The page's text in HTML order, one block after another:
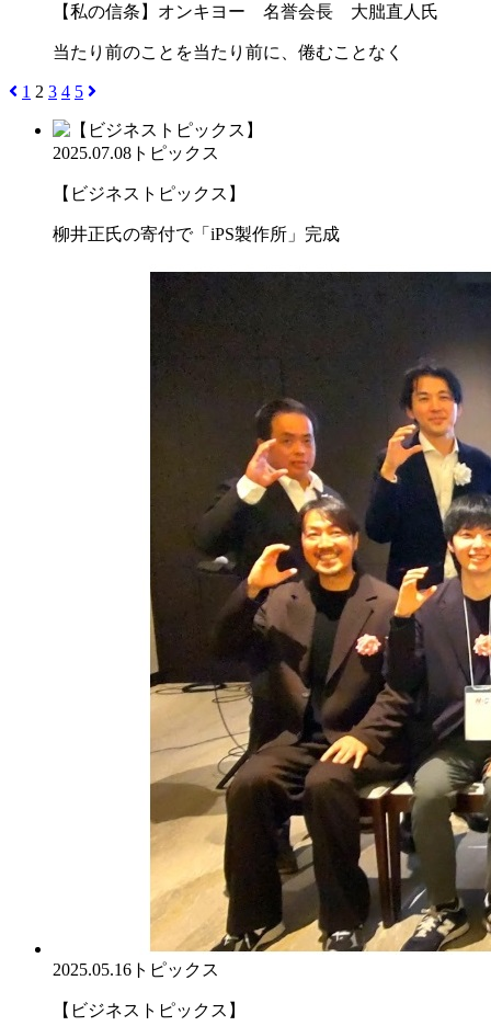
【私の信条】オンキヨー 名誉会長 大朏直人氏
当たり前のことを当たり前に、倦むことなく
1 2 3 4 5
2025.07.08 トピックス
【ビジネストピックス】
柳井正氏の寄付で「iPS製作所」完成
2025.05.16 トピックス
【ビジネストピックス】